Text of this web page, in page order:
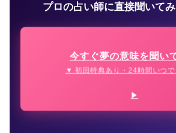
プロの占い師に直接聞いて
今すぐ夢の意味を聞い
▼ 初回特典あり・24時間いつ